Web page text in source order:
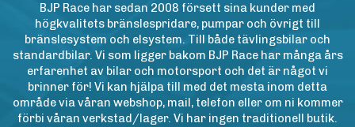
BJP Race har sedan 2008 försett sina kunder med
högkvalitets bränslespridare, pumpar och övrigt till
bränslesystem och elsystem. Till både tävlingsbilar och
standardbilar. Vi som ligger bakom BJP Race har många års
erfarenhet av bilar och motorsport och det är något vi
brinner för! Vi kan hjälpa till med det mesta inom detta
område via våran webshop, mail, telefon eller om ni kommer
förbi våran verkstad/lager. Vi har ingen traditionell butik.